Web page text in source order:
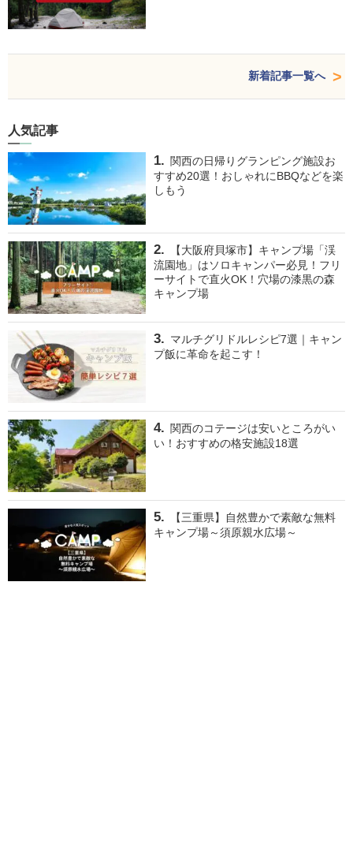
新着記事一覧へ
人気記事
関西の日帰りグランピング施設お
すすめ20選！おしゃれにBBQなどを楽
しもう
【大阪府貝塚市】キャンプ場「渓
流園地」はソロキャンパー必見！フリ
ーサイトで直火OK！穴場の漆黒の森
キャンプ場
マルチグリドルレシピ7選｜キャン
プ飯に革命を起こす！
関西のコテージは安いところがい
い！おすすめの格安施設18選
【三重県】自然豊かで素敵な無料
キャンプ場～須原親水広場～